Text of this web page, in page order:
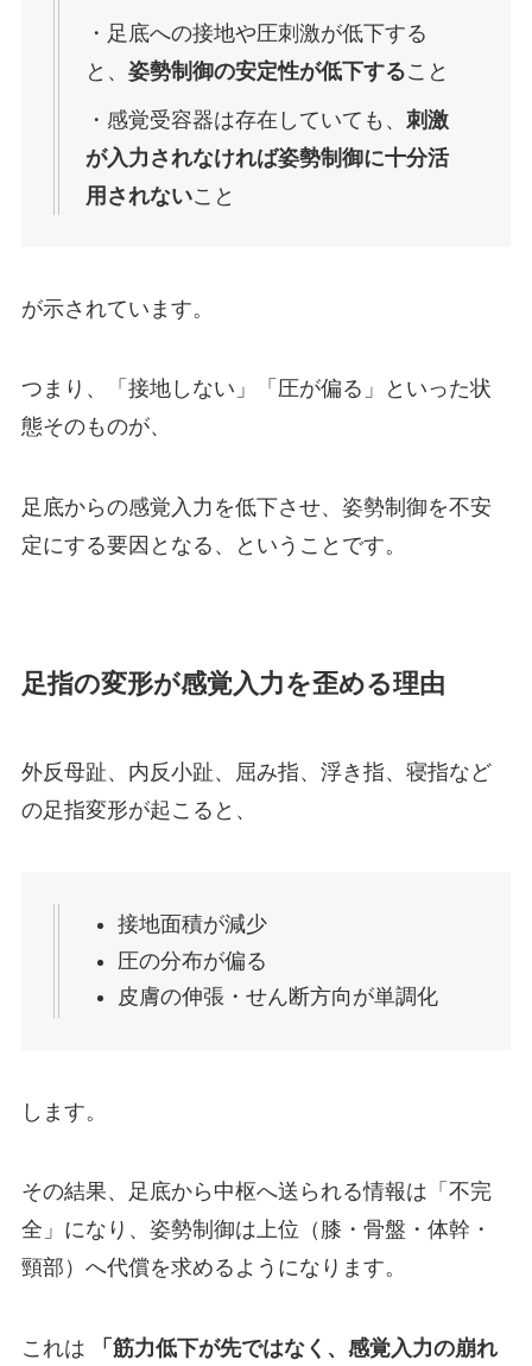
・足底への接地や圧刺激が低下する
と、 姿勢制御の安定性が低下すること
・感覚受容器は存在していても、 刺激
が入力されなければ姿勢制御に十分活
用されないこと
が示されています。
つまり、「接地しない」「圧が偏る」といった状
態そのものが、
足底からの感覚入力を低下させ、姿勢制御を不安
定にする要因となる、ということです。
足指の変形が感覚入力を歪める理由
外反母趾、内反小趾、屈み指、浮き指、寝指など
の足指変形が起こると、
接地面積が減少
圧の分布が偏る
皮膚の伸張・せん断方向が単調化
します。
その結果、足底から中枢へ送られる情報は「不完
全」になり、姿勢制御は上位（膝・骨盤・体幹・
頸部）へ代償を求めるようになります。
これは
「筋力低下が先ではなく、感覚入力の崩れ